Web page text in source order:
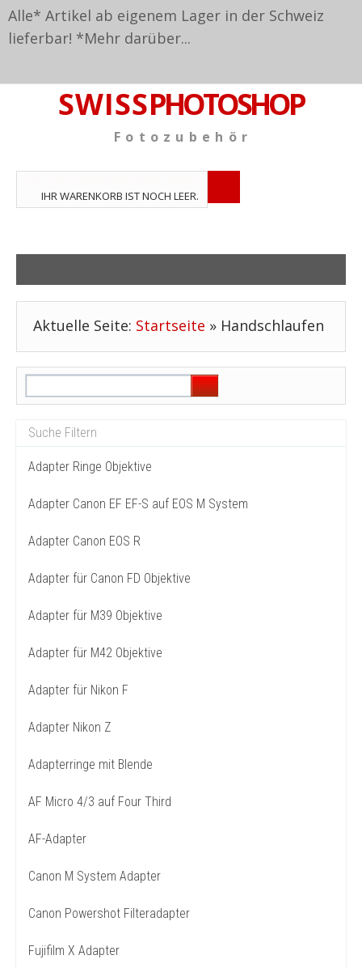
Alle* Artikel ab eigenem Lager in der Schweiz
lieferbar! *Mehr darüber...
S W I S SPHOTOSHOP
F o t o z u b e h ö r
IHR WARENKORB IST NOCH LEER.
Aktuelle Seite: Startseite » Handschlaufen
Adapter Ringe Objektive
Adapter Canon EF EF-S auf EOS M System
Adapter Canon EOS R
Adapter für Canon FD Objektive
Adapter für M39 Objektive
Adapter für M42 Objektive
Adapter für Nikon F
Adapter Nikon Z
Adapterringe mit Blende
AF Micro 4/3 auf Four Third
AF-Adapter
Canon M System Adapter
Canon Powershot Filteradapter
Fujifilm X Adapter